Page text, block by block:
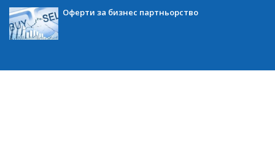
Оферти за бизнес партньорство